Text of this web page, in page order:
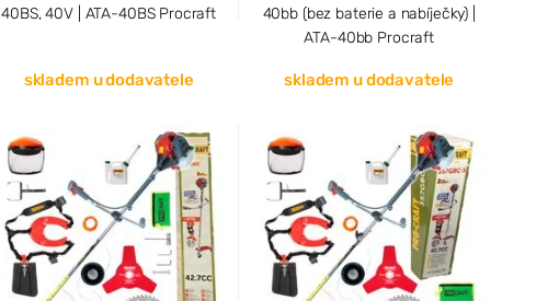
40BS, 40V | ATA-40BS Procraft
skladem u dodavatele
40bb (bez baterie a nabíječky) |
ATA-40bb Procraft
skladem u dodavatele